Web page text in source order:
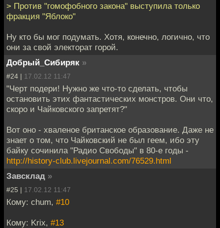
> Против "гомофобного закона" выступила только
фракция "Яблоко"
Ну кто бы мог подумать. Хотя, конечно, логично, что
они за свой электорат горой.
Добрый_Сибиряк »
#24 | 17.02.12 11:47
"Черт подери! Нужно же что-то сделать, чтобы
остановить этих фантастических монстров. Они что,
скоро и Чайковского запретят?"
Вот оно - хваленое британское образование. Даже не
знает о том, что Чайковский не был геем, ибо эту
байку сочинила "Радио Свободы" в 80-е годы -
http://history-club.livejournal.com/76529.html
Завсклад »
#25 | 17.02.12 11:47
Кому: chum, #10
Кому: Krix, #13